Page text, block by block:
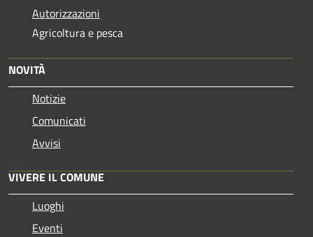
Autorizzazioni
Agricoltura e pesca
NOVITÀ
Notizie
Comunicati
Avvisi
VIVERE IL COMUNE
Luoghi
Eventi